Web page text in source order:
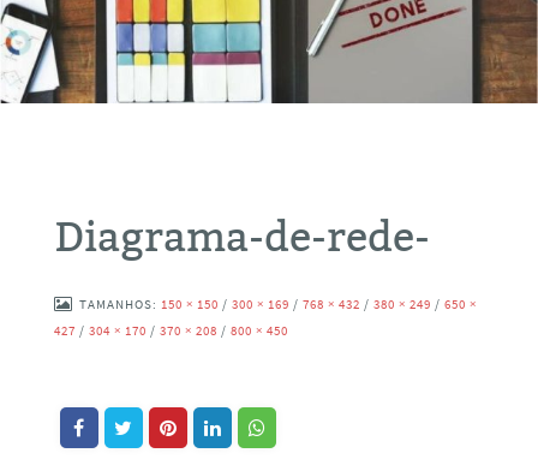
Diagrama-de-rede-
TAMANHOS: 150 × 150 / 300 × 169 / 768 × 432 / 380 × 249 / 650 ×
427 / 304 × 170 / 370 × 208 / 800 × 450